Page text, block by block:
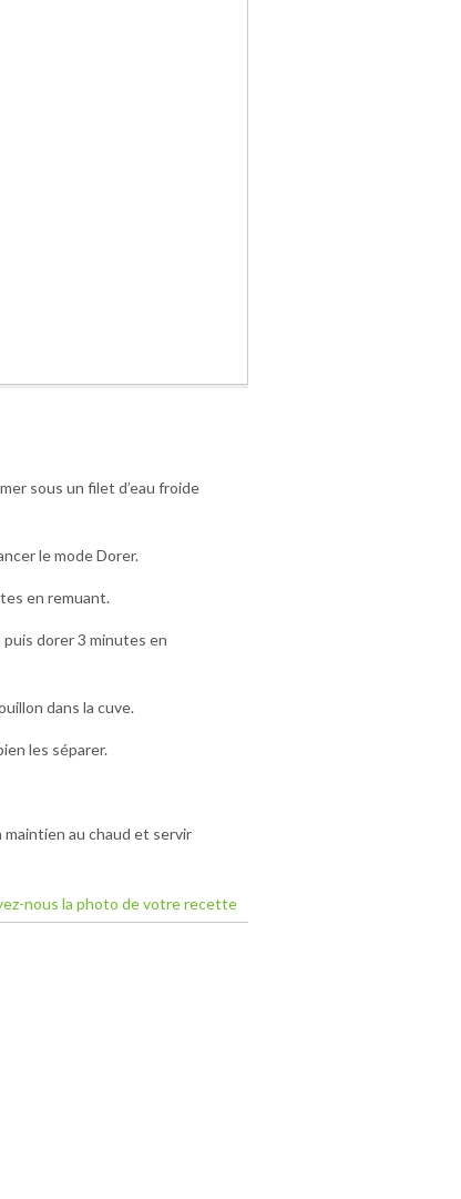
sous un filet d’eau froide
le mode Dorer.
en remuant.
dorer 3 minutes en
dans la cuve.
les séparer.
maintien au chaud et servir
nous la photo de votre recette